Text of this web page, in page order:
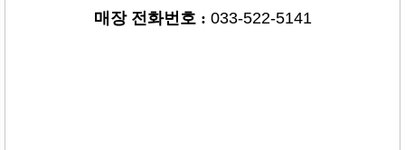
매장 전화번호 : 033-522-5141